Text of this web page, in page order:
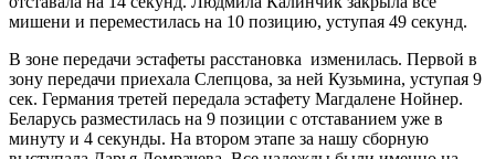
мишени и переместилась на 10 позицию, уступая 49 секунд.
В зоне передачи эстафеты расстановка изменилась. Первой в
зону передачи приехала Слепцова, за ней Кузьмина, уступая 9
сек. Германия третей передала эстафету Магдалене Нойнер.
Беларусь разместилась на 9 позиции с отставанием уже в
минуту и 4 секунды. На втором этапе за нашу сборную